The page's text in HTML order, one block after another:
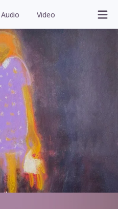
Audio Video